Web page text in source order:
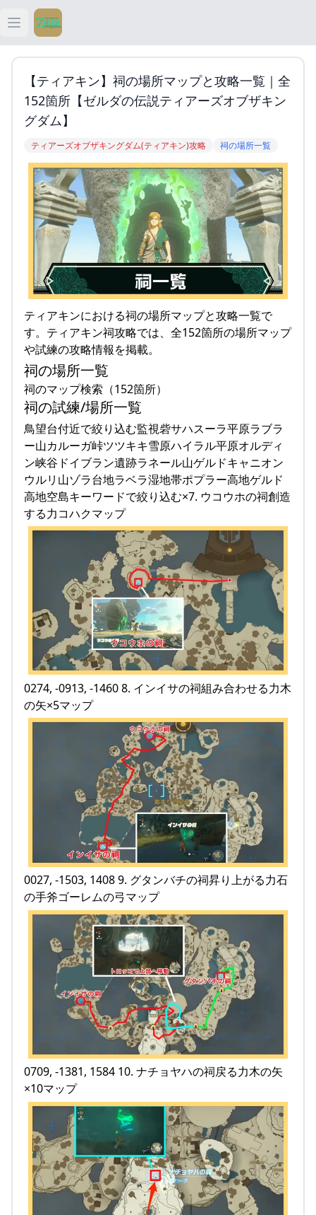
Open main menu
ティアキン
ティアキン 祠
ティアキン 攻略
【ティアキン】祠の場所マップと攻略一覧｜全
152箇所【ゼルダの伝説ティアーズオブザキン
グダム】
ティアーズオブザキングダム(ティアキン)攻略 祠の場所一覧
ティアキンにおける祠の場所マップと攻略一覧で
す。ティアキン祠攻略では、全152箇所の場所マップ
や試練の攻略情報を掲載。
祠の場所一覧
祠のマップ検索（152箇所）
祠の試練/場所一覧
鳥望台付近で絞り込む監視砦サハスーラ平原ラブラ
ー山カルーガ峠ツツキキ雪原ハイラル平原オルディ
ン峡谷ドイブラン遺跡ラネール山ゲルドキャニオン
ウルリ山ゾラ台地ラベラ湿地帯ポプラー高地ゲルド
高地空島キーワードで絞り込む×7. ウコウホの祠創造
する力コハクマップ
0274, -0913, -1460 8. インイサの祠組み合わせる力木
の矢×5マップ
0027, -1503, 1408 9. グタンバチの祠昇り上がる力石
の手斧ゴーレムの弓マップ
0709, -1381, 1584 10. ナチョヤハの祠戻る力木の矢
×10マップ